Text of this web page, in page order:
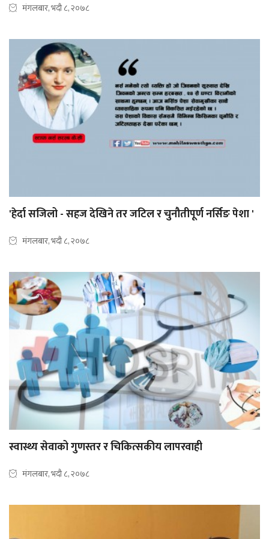
मंगलबार, भदौ ८, २०७८
'हेर्दा सजिलो - सहज देखिने तर जटिल र चुनौतीपूर्ण नर्सिङ पेशा '
मंगलबार, भदौ ८, २०७८
स्वास्थ्य सेवाको गुणस्तर र चिकित्सकीय लापरवाही
मंगलबार, भदौ ८, २०७८